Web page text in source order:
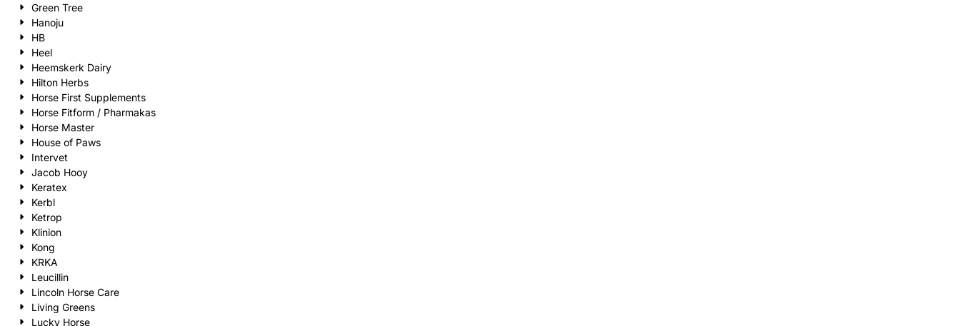
Green Tree
Hanoju
HB
Heel
Heemskerk Dairy
Hilton Herbs
Horse First Supplements
Horse Fitform / Pharmakas
Horse Master
House of Paws
Intervet
Jacob Hooy
Keratex
Kerbl
Ketrop
Klinion
Kong
KRKA
Leucillin
Lincoln Horse Care
Living Greens
Lucky Horse